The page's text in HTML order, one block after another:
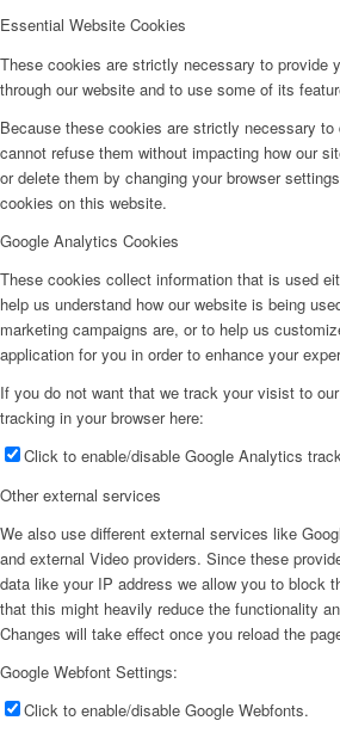
Essential Website Cookies
These cookies are strictly necessary to provide
through our website and to use some of its
Because these cookies are strictly necessary
cannot refuse them without impacting how our
or delete them by changing your browser
cookies on this website.
Google Analytics Cookies
These cookies collect information that is used
help us understand how our website is being
marketing campaigns are, or to help us
application for you in order to enhance your
If you do not want that we track your visist to
tracking in your browser here:
Click to enable/disable Google Analytics
Other external services
We also use different external services like
and external Video providers. Since these
data like your IP address we allow you to block
that this might heavily reduce the functionality
Changes will take effect once you reload the
Google Webfont Settings:
Click to enable/disable Google Webfonts.